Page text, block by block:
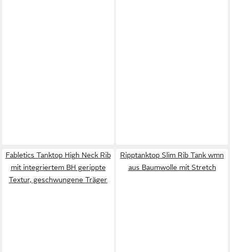
Fabletics Tanktop High Neck Rib
mit integriertem BH gerippte
Textur, geschwungene Träger
Ripptanktop Slim Rib Tank wmn
aus Baumwolle mit Stretch